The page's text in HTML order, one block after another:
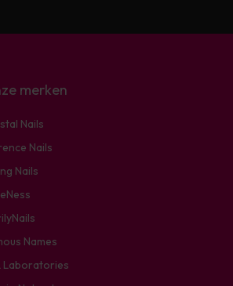
merken
Nails
Nails
Nails
Names
Laboratories